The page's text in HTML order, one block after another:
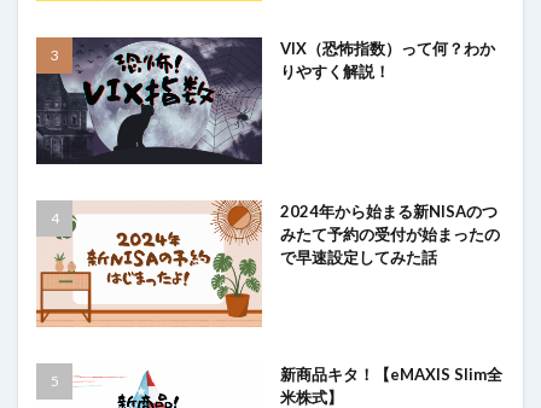
VIX（恐怖指数）って何？わか
りやすく解説！
2024年から始まる新NISAのつ
みたて予約の受付が始まったの
で早速設定してみた話
新商品キタ！【eMAXIS Slim全
米株式】